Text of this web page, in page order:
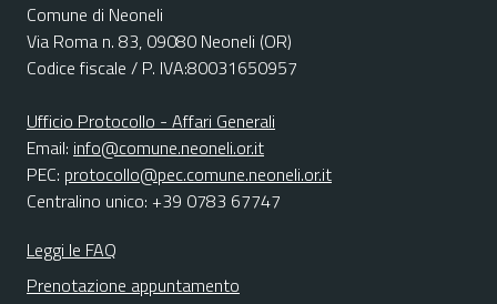
Comune di Neoneli
Via Roma n. 83, 09080 Neoneli (OR)
Codice fiscale / P. IVA:80031650957
Ufficio Protocollo - Affari Generali
Email: info@comune.neoneli.or.it
PEC: protocollo@pec.comune.neoneli.or.it
Centralino unico: +39 0783 67747
Leggi le FAQ
Prenotazione appuntamento